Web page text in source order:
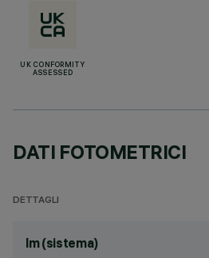
UK CONFORMITY
ASSESSED
DATI FOTOMETRICI
DETTAGLI
lm (sistema)